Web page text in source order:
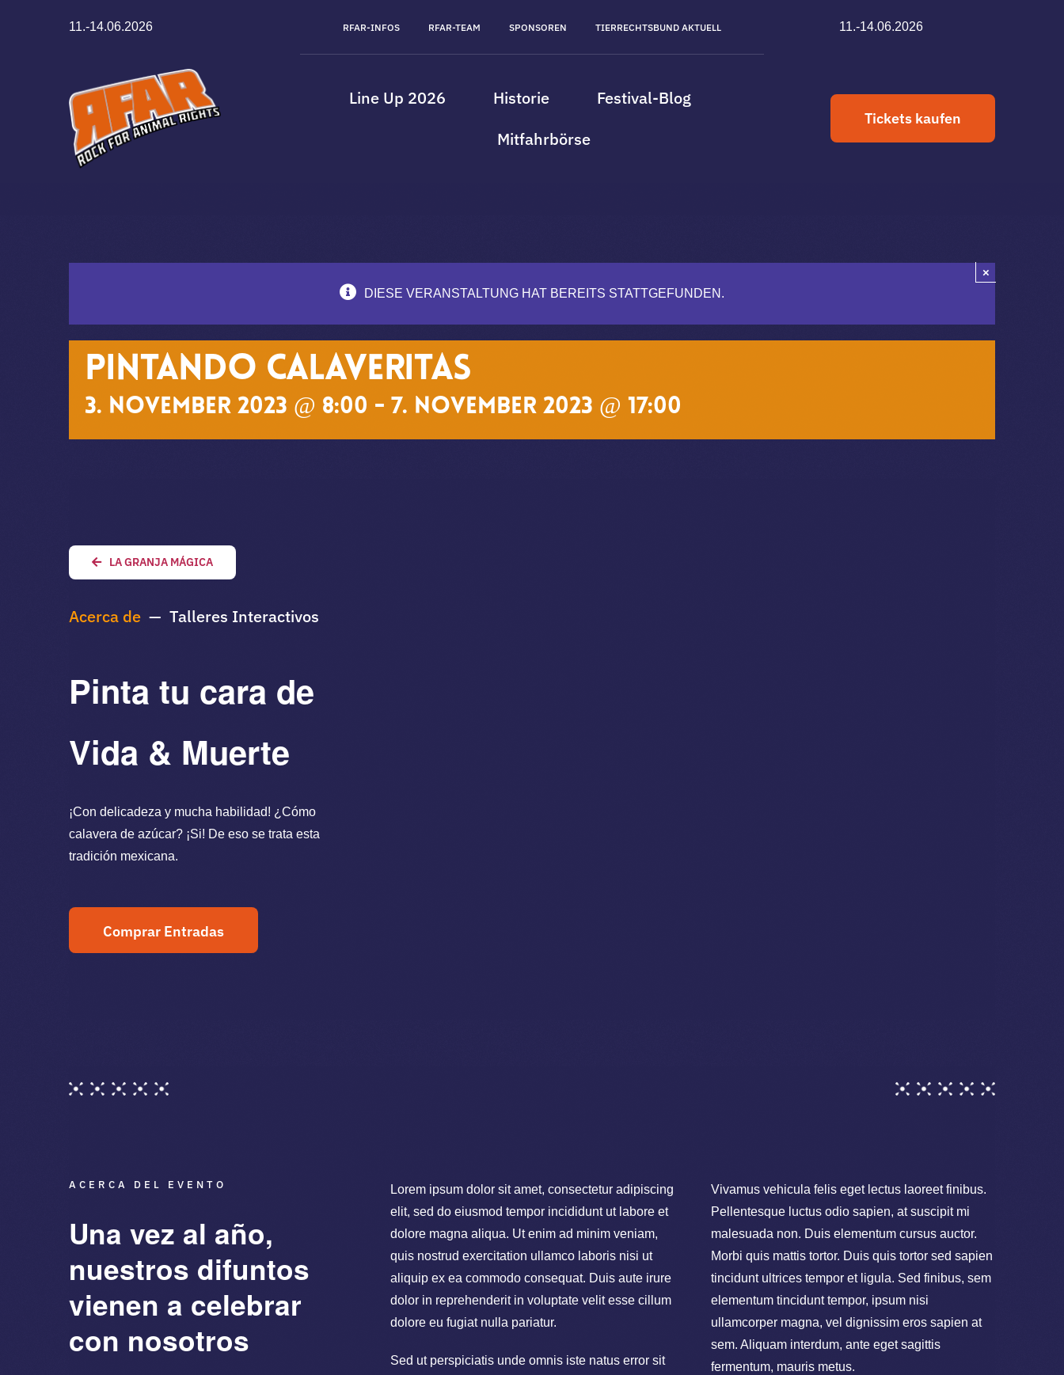
11.-14.06.2026 RFAR-INFOS RFAR-TEAM SPONSOREN TIERRECHTSBUND AKTUELL 11.-14.06.2026
Line Up 2026 Historie
Festival-Blog
Mitfahrbörse
Tickets kaufen
DIESE VERANSTALTUNG HAT BEREITS STATTGEFUNDEN.
×
Pintando Calaveritas
3. November 2023 @ 8:00 - 7. November 2023 @ 17:00
LA GRANJA MÁGICA
Acerca de— Talleres Interactivos
Pinta tu cara de
Vida & Muerte
¡Con delicadeza y mucha habilidad! ¿Cómo
calavera de azúcar? ¡Si! De eso se trata esta
tradición mexicana.
Comprar Entradas
ACERCA DEL EVENTO
Una vez al año,
nuestros difuntos
vienen a celebrar
con nosotros
Lorem ipsum dolor sit amet, consectetur adipiscing
elit, sed do eiusmod tempor incididunt ut labore et
dolore magna aliqua. Ut enim ad minim veniam,
quis nostrud exercitation ullamco laboris nisi ut
aliquip ex ea commodo consequat. Duis aute irure
dolor in reprehenderit in voluptate velit esse cillum
dolore eu fugiat nulla pariatur.
Sed ut perspiciatis unde omnis iste natus error sit
Vivamus vehicula felis eget lectus laoreet finibus.
Pellentesque luctus odio sapien, at suscipit mi
malesuada non. Duis elementum cursus auctor.
Morbi quis mattis tortor. Duis quis tortor sed sapien
tincidunt ultrices tempor et ligula. Sed finibus, sem
elementum tincidunt tempor, ipsum nisi
ullamcorper magna, vel dignissim eros sapien at
sem. Aliquam interdum, ante eget sagittis
fermentum, mauris metus.